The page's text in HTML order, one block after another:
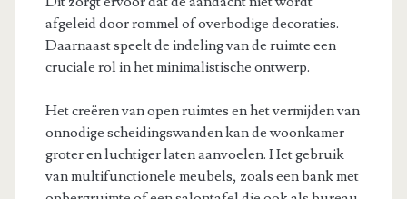
afgeleid door rommel of overbodige decoraties.
Daarnaast speelt de indeling van de ruimte een
cruciale rol in het minimalistische ontwerp.
Het creëren van open ruimtes en het vermijden van
onnodige scheidingswanden kan de woonkamer
groter en luchtiger laten aanvoelen. Het gebruik
van multifunctionele meubels, zoals een bank met